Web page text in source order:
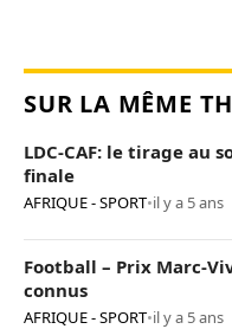
SUR LA MÊME
LDC-CAF: le tirage au
finale
AFRIQUE - SPORT•il y a 5 ans
Football – Prix Marc-
connus
AFRIQUE - SPORT•il y a 5 ans